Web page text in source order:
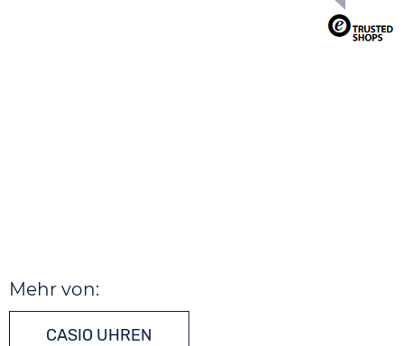
Mehr von:
CASIO UHREN